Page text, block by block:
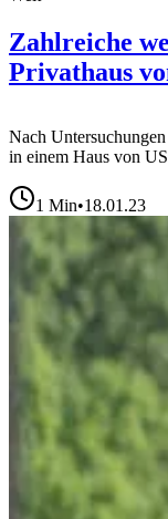
Zahlreiche
Privathaus
Nach
in einem Haus von
1 Min•18.01.23